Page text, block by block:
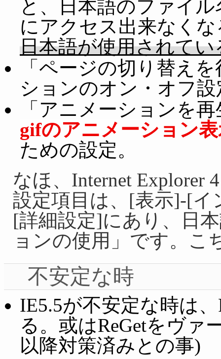
と、日本語のファイ
にアクセス出来なくな
日本語が使用されて
「ページの切り替え
ションのオン・オフ
「アニメーションを
gifのアニメーション
ための設定。
なほ、Internet Explorer
設定項目は、[表示]-[
[詳細設定]にあり、日
ョンの使用」です。こ
不安定な時
IE5.5が不安定な時は
る。或はReGetをヴァ
以降対策済みとの事)